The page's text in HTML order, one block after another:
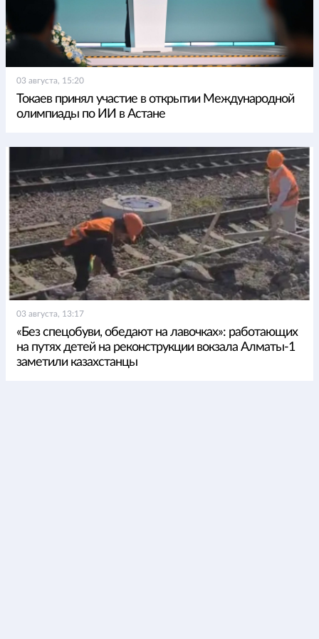
03 августа, 15:20
Токаев принял участие в открытии Международной
олимпиады по ИИ в Астане
03 августа, 13:17
«Без спецобуви, обедают на лавочках»: работающих
на путях детей на реконструкции вокзала Алматы-1
заметили казахстанцы